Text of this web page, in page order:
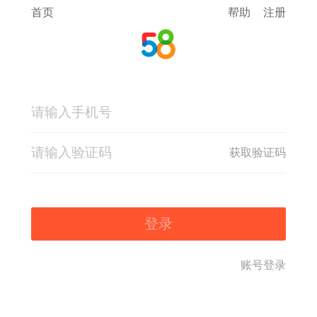
首页 帮助 注册
获取验证码
登录
账号登录